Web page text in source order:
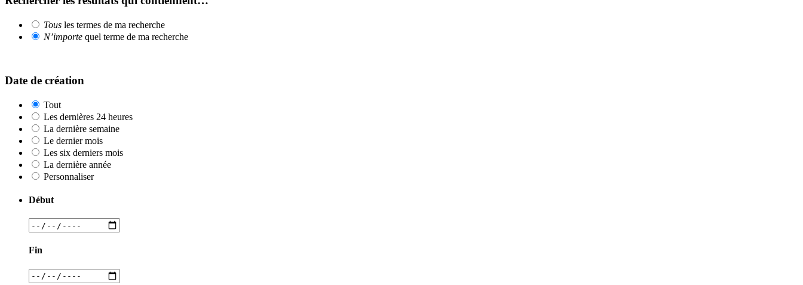
Tous les termes de ma recherche
N’importe quel terme de ma recherche
Date de création
Tout
Les dernières 24 heures
La dernière semaine
Le dernier mois
Les six derniers mois
La dernière année
Personnaliser
Début
Fin